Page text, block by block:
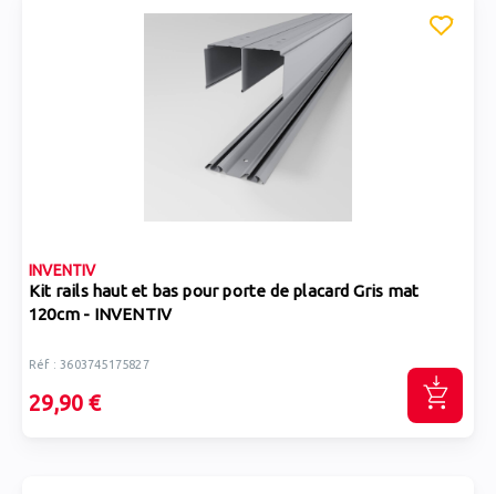
INVENTIV
Kit rails haut et bas pour porte de placard Gris mat
120cm - INVENTIV
Réf : 3603745175827
29,90 €